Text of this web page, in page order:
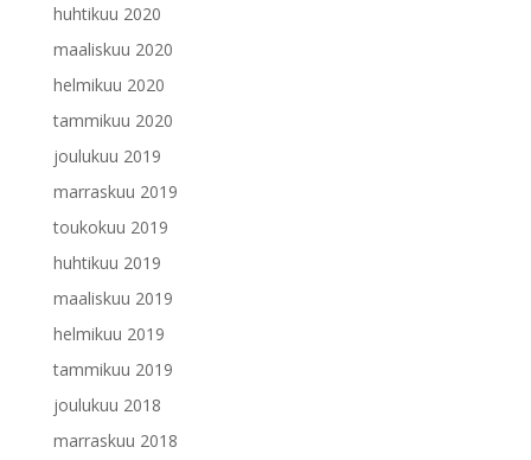
huhtikuu 2020
maaliskuu 2020
helmikuu 2020
tammikuu 2020
joulukuu 2019
marraskuu 2019
toukokuu 2019
huhtikuu 2019
maaliskuu 2019
helmikuu 2019
tammikuu 2019
joulukuu 2018
marraskuu 2018